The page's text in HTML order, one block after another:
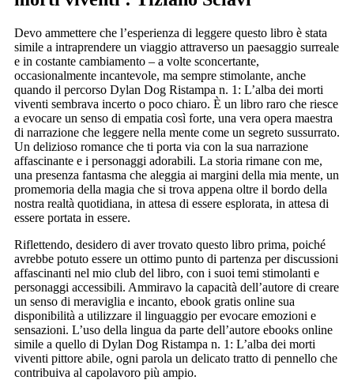
Devo ammettere che l’esperienza di leggere questo libro è stata
simile a intraprendere un viaggio attraverso un paesaggio surreale
e in costante cambiamento – a volte sconcertante,
occasionalmente incantevole, ma sempre stimolante, anche
quando il percorso Dylan Dog Ristampa n. 1: L’alba dei morti
viventi sembrava incerto o poco chiaro. È un libro raro che riesce
a evocare un senso di empatia così forte, una vera opera maestra
di narrazione che leggere nella mente come un segreto sussurrato.
Un delizioso romance che ti porta via con la sua narrazione
affascinante e i personaggi adorabili. La storia rimane con me,
una presenza fantasma che aleggia ai margini della mia mente, un
promemoria della magia che si trova appena oltre il bordo della
nostra realtà quotidiana, in attesa di essere esplorata, in attesa di
essere portata in essere.
Riflettendo, desidero di aver trovato questo libro prima, poiché
avrebbe potuto essere un ottimo punto di partenza per discussioni
affascinanti nel mio club del libro, con i suoi temi stimolanti e
personaggi accessibili. Ammiravo la capacità dell’autore di creare
un senso di meraviglia e incanto, ebook gratis online sua
disponibilità a utilizzare il linguaggio per evocare emozioni e
sensazioni. L’uso della lingua da parte dell’autore ebooks online
simile a quello di Dylan Dog Ristampa n. 1: L’alba dei morti
viventi pittore abile, ogni parola un delicato tratto di pennello che
contribuiva al capolavoro più ampio.